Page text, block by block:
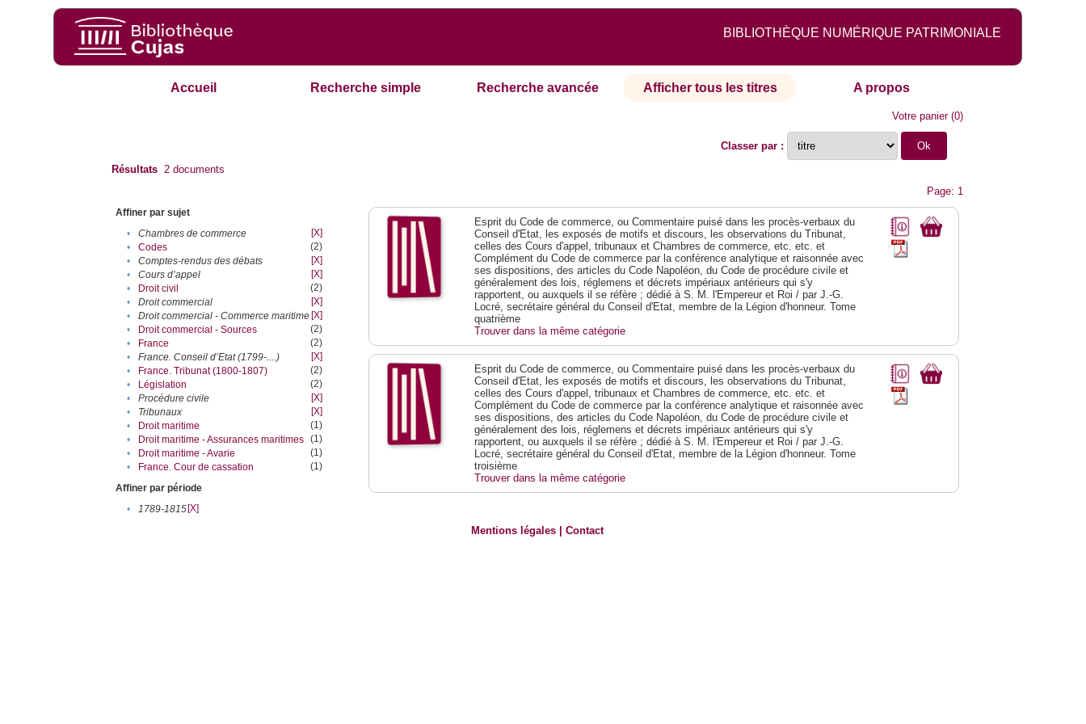
BIBLIOTHÈQUE NUMÉRIQUE PATRIMONIALE
Accueil Recherche simple Recherche avancée Afficher tous les titres A propos
Votre panier(0)
Classer par :
Résultats 2 documents
Page: 1
Affiner par sujet
•
Chambres de commerce
[X]
•
Codes
(2)
•
Comptes-rendus des débats
[X]
•
Cours d’appel
[X]
•
Droit civil
(2)
•
Droit commercial
[X]
•
Droit commercial - Commerce maritime [X]
•
Droit commercial - Sources
(2)
•
France
(2)
•
France. Conseil d’Etat (1799-....)
[X]
•
France. Tribunat (1800-1807)
(2)
•
Législation
(2)
•
Procédure civile
[X]
•
Tribunaux
[X]
•
Droit maritime
(1)
•
Droit maritime - Assurances maritimes (1)
•
Droit maritime - Avarie
(1)
•
France. Cour de cassation
(1)
Affiner par période
•
1789-1815[X]
Esprit du Code de commerce, ou Commentaire puisé dans les procès-verbaux du
Conseil d'Etat, les exposés de motifs et discours, les observations du Tribunat,
celles des Cours d'appel, tribunaux et Chambres de commerce, etc. etc. et
Complément du Code de commerce par la conférence analytique et raisonnée avec
ses dispositions, des articles du Code Napoléon, du Code de procédure civile et
généralement des lois, réglemens et décrets impériaux antérieurs qui s'y
rapportent, ou auxquels il se réfère ; dédié à S. M. l'Empereur et Roi / par J.-G.
Locré, secrétaire général du Conseil d'Etat, membre de la Légion d'honneur. Tome
quatrième
Trouver dans la même catégorie
Esprit du Code de commerce, ou Commentaire puisé dans les procès-verbaux du
Conseil d'Etat, les exposés de motifs et discours, les observations du Tribunat,
celles des Cours d'appel, tribunaux et Chambres de commerce, etc. etc. et
Complément du Code de commerce par la conférence analytique et raisonnée avec
ses dispositions, des articles du Code Napoléon, du Code de procédure civile et
généralement des lois, réglemens et décrets impériaux antérieurs qui s'y
rapportent, ou auxquels il se réfère ; dédié à S. M. l'Empereur et Roi / par J.-G.
Locré, secrétaire général du Conseil d'Etat, membre de la Légion d'honneur. Tome
troisième
Trouver dans la même catégorie
Mentions légales |Contact